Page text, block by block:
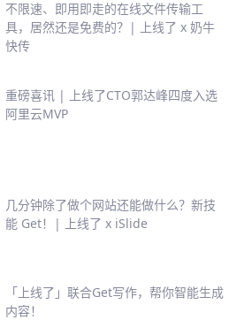
不限速、即用即走的在线文件传输工
具，居然还是免费的？| 上线了 x 奶牛
快传
重磅喜讯 | 上线了CTO郭达峰四度入选
阿里云MVP
几分钟除了做个网站还能做什么？新技
能 Get！| 上线了 x iSlide
「上线了」联合Get写作，帮你智能生成
内容！